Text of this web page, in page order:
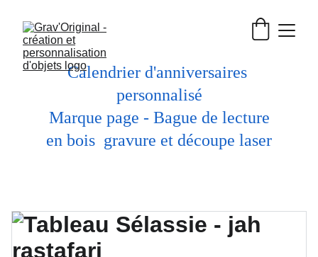
Calendrier d'anniversaires
personnalisé
en bois  gravure et découpe laser